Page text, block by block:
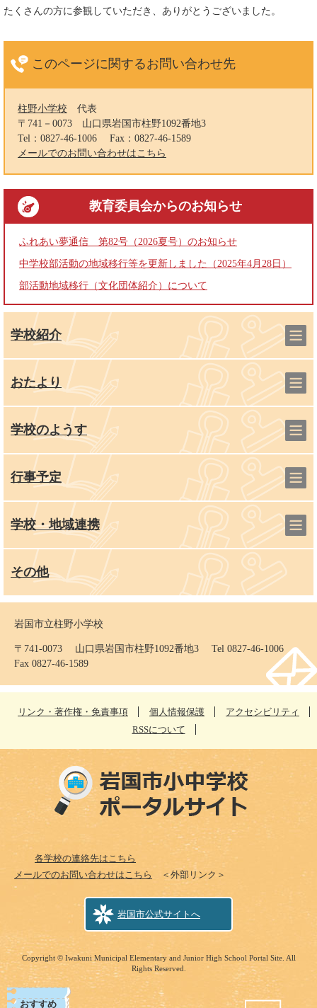
たくさんの方に参観していただき、ありがとうございました。
このページに関するお問い合わせ先
柱野小学校
代表
〒741－0073
山口県岩国市柱野1092番地3
Tel：0827-46-1006
Fax：0827-46-1589
メールでのお問い合わせはこちら
教育委員会からのお知らせ
ふれあい夢通信 第82号（2026夏号）のお知らせ
中学校部活動の地域移行等を更新しました（2025年4月28日）
部活動地域移行（文化団体紹介）について
学校紹介
おたより
学校のようす
行事予定
学校・地域連携
その他
岩国市立柱野小学校
〒741-0073 山口県岩国市柱野1092番地3 Tel 0827-46-1006
Fax 0827-46-1589
リンク・著作権・免責事項 個人情報保護
アクセシビリティ
RSSについて
各学校の連絡先はこちら
メールでのお問い合わせはこちら
＜外部リンク＞
岩国市公式サイトへ
Copyright © Iwakuni Municipal Elementary and Junior High School Portal Site. All
Rights Reserved.
おすすめ